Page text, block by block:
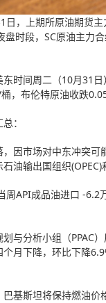
，上期所原油期货主
时段，SC原油主力
时间周二（10月31日
，布伦特原油收跌
：
因市场对中东冲突可
油输出国组织(OPEC)
API成品油进口 -6.2
分析小组（PPAC）
月下降，环比下降
斯坦将保持燃油价格